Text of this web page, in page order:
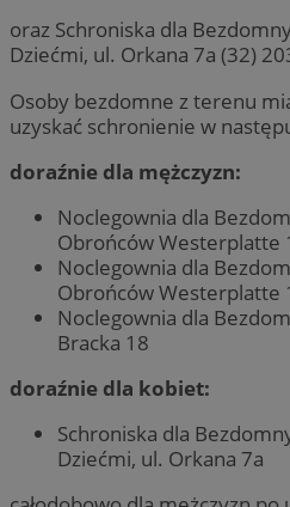
oraz Schroniska dla
Dziećmi, ul. Orkana 7a (32)
Osoby bezdomne z terenu
uzyskać schronienie w
doraźnie dla mężczyzn:
Noclegownia dla
Obrońców Westerplatte
Noclegownia dla
Obrońców Westerplatte
Noclegownia dla
Bracka 18
doraźnie dla kobiet:
Schroniska dla
Dziećmi, ul. Orkana 7a